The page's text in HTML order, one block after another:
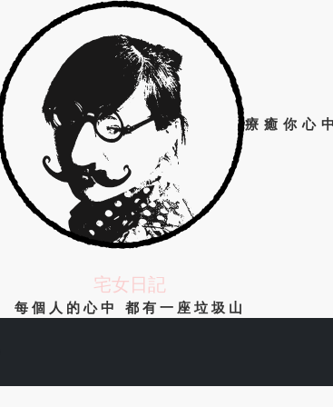
療癒你心
宅女日記
每個人的心中 都有一座垃圾山